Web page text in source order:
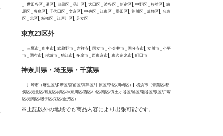
世田谷区 港区 目黒区 品川区 大田区 渋谷区 新宿区 中野区 杉並区
練
馬区
豊島区 千代田区 文京区 中央区 江東区 墨田区 荒川区 葛飾区
台東
区
北区 板橋区 江戸川区 足立区
東京23区外
三鷹市 府中市 武蔵野市 吉祥寺 国立市 小金井市 国分寺市 立川市
小平
市
調布市 稲城市 狛江市 多摩市 西東京市 東久留米市 町田市
神奈川県・埼玉県・千葉県
川崎市（麻生区/多摩区/宮前区/高津区/中原区/幸区/川崎区）
横浜市（青葉区/都
筑区/港北区/鶴見区/緑区/神奈川区/西区/中区/南区/保土ヶ谷区/旭区/瀬谷区/泉区/戸塚
区/港南区/磯子区/栄区/金沢区）
※上記以外の地域でも商品内容により出張可能です。